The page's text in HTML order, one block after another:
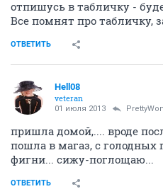
отпишусь в табличку -
Все помнят про табличку,
ОТВЕТИТЬ
Hell08
veteran
01 июля 2013
пришла домой,.... вроде
пошла в магаз, с голодных
фигни... сижу-поглощаю...
ОТВЕТИТЬ